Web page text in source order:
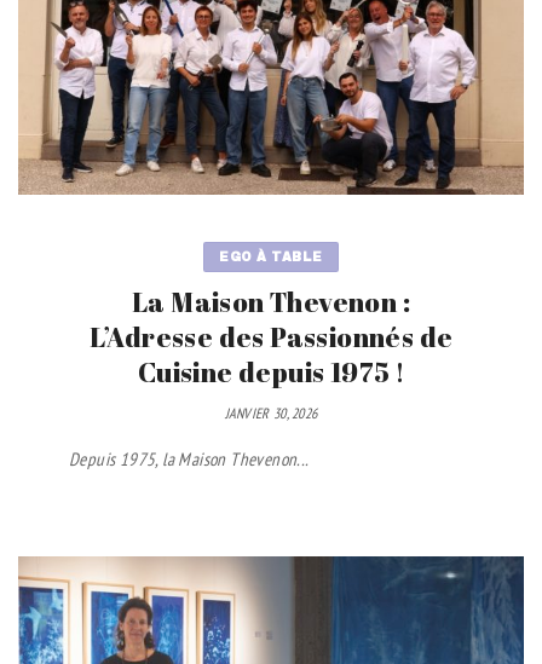
EGO À TABLE
La Maison Thevenon :
L’Adresse des Passionnés de
Cuisine depuis 1975 !
JANVIER 30, 2026
Depuis 1975, la Maison Thevenon...